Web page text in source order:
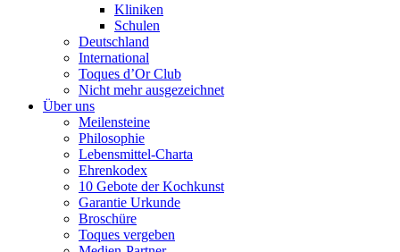
Kliniken
Schulen
Deutschland
International
Toques d’Or Club
Nicht mehr ausgezeichnet
Über uns
Meilensteine
Philosophie
Lebensmittel-Charta
Ehrenkodex
10 Gebote der Kochkunst
Garantie Urkunde
Broschüre
Toques vergeben